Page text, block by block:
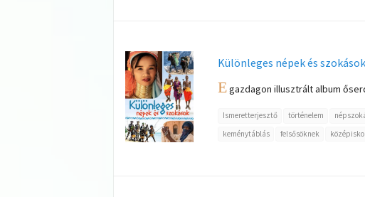
Különleges népek és szokások
Egazdagon illusztrált album
Ismeretterjesztő történelem
keménytáblás
felsősöknek